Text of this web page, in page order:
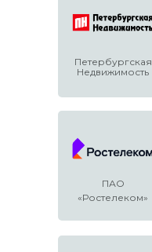
ПАО
«Ростелеком»
Петербургская
Недвижимость